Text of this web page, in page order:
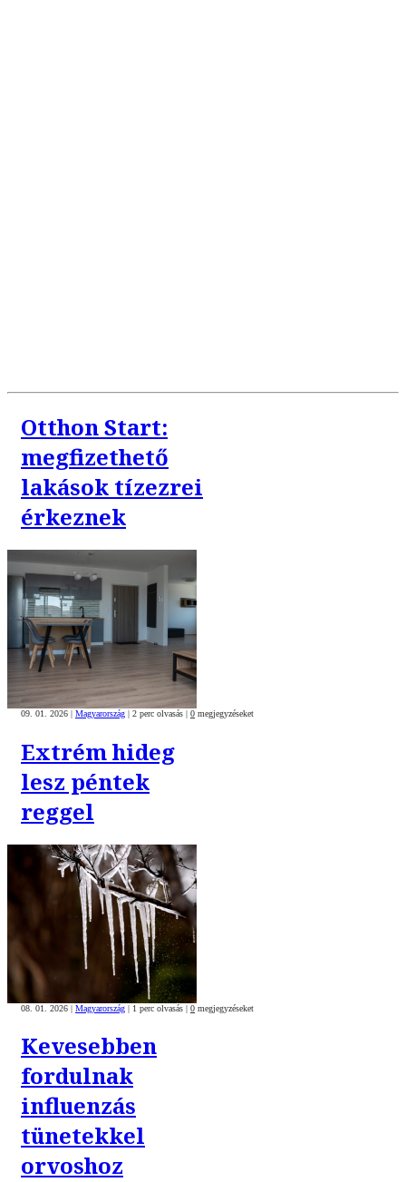
Otthon Start:
megfizethető
lakások tízezrei
érkeznek
09. 01. 2026 | Magyarország | 2 perc olvasás | 0 megjegyzéseket
Extrém hideg
lesz péntek
reggel
08. 01. 2026 | Magyarország | 1 perc olvasás | 0 megjegyzéseket
Kevesebben
fordulnak
influenzás
tünetekkel
orvoshoz